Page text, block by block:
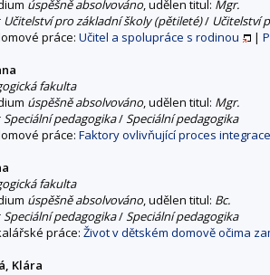
úspěšně absolvováno, udělen titul: Mgr.
Učitelství pro základní školy (pětileté)/ Učitelství
práce: Učitel a spolupráce s rodinou |
fakulta
úspěšně absolvováno, udělen titul: Mgr.
Speciální pedagogika/Speciální pedagogika
práce: Faktory ovlivňující proces
fakulta
úspěšně absolvováno, udělen titul: Bc.
Speciální pedagogika/Speciální pedagogika
práce: Život v dětském domově očima
Klára